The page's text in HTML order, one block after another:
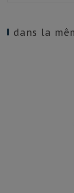
dans la